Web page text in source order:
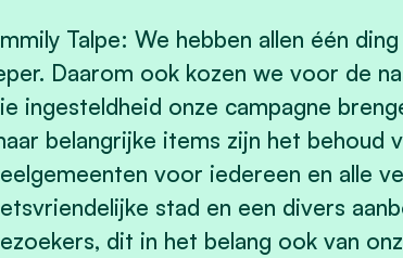
Talpe: We hebben allen één
Daarom ook kozen we voor de
ingesteldheid onze campagne
belangrijke items zijn het behoud
voor iedereen en alle
stad en een divers
dit in het belang ook van